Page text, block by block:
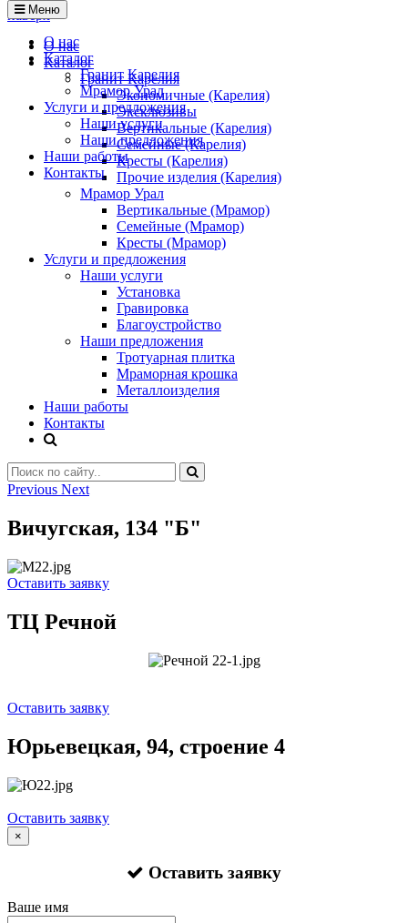
наверх
Меню
О нас
Каталог
Гранит Карелия
Мрамор Урал
Услуги и предложения
Наши услуги
Наши предложения
Наши работы
Контакты
О нас
Каталог
Гранит Карелия
Экономичные (Карелия)
Эксклюзивы
Вертикальные (Карелия)
Семейные (Карелия)
Кресты (Карелия)
Прочие изделия (Карелия)
Мрамор Урал
Вертикальные (Мрамор)
Семейные (Мрамор)
Кресты (Мрамор)
Услуги и предложения
Наши услуги
Установка
Гравировка
Благоустройство
Наши предложения
Тротуарная плитка
Мраморная крошка
Металлоизделия
Наши работы
Контакты
Previous Next
Вичугская, 134 "Б"
Оставить заявку
ТЦ Речной
Оставить заявку
Юрьевецкая, 94, строение 4
Оставить заявку
×
Оставить заявку
Ваше имя